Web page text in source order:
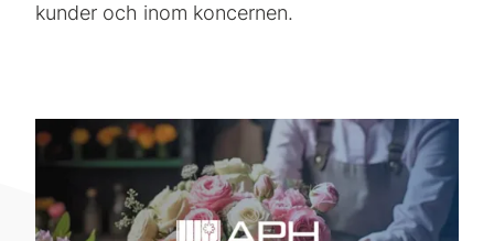
kunder och inom koncernen.